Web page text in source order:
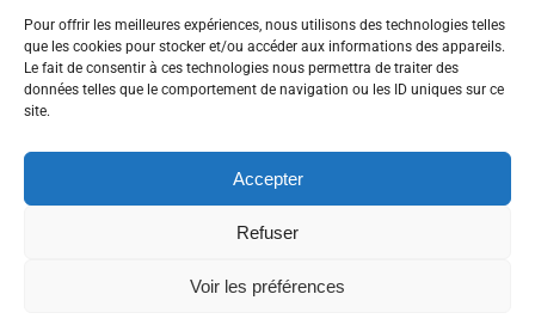
Pour offrir les meilleures expériences, nous utilisons des technologies telles
que les cookies pour stocker et/ou accéder aux informations des appareils.
Le fait de consentir à ces technologies nous permettra de traiter des
données telles que le comportement de navigation ou les ID uniques sur ce
site.
Accepter
Refuser
Voir les préférences